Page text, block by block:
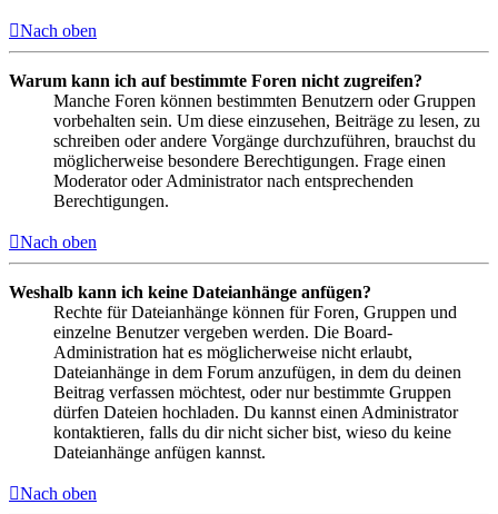
Nach oben
Warum kann ich auf bestimmte Foren nicht zugreifen?
Manche Foren können bestimmten Benutzern oder Gruppen
vorbehalten sein. Um diese einzusehen, Beiträge zu lesen, zu
schreiben oder andere Vorgänge durchzuführen, brauchst du
möglicherweise besondere Berechtigungen. Frage einen
Moderator oder Administrator nach entsprechenden
Berechtigungen.
Nach oben
Weshalb kann ich keine Dateianhänge anfügen?
Rechte für Dateianhänge können für Foren, Gruppen und
einzelne Benutzer vergeben werden. Die Board-
Administration hat es möglicherweise nicht erlaubt,
Dateianhänge in dem Forum anzufügen, in dem du deinen
Beitrag verfassen möchtest, oder nur bestimmte Gruppen
dürfen Dateien hochladen. Du kannst einen Administrator
kontaktieren, falls du dir nicht sicher bist, wieso du keine
Dateianhänge anfügen kannst.
Nach oben